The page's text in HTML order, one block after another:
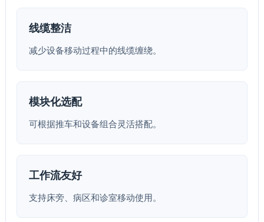
线缆整洁
减少设备移动过程中的线缆缠绕。
模块化选配
可根据推车和设备组合灵活搭配。
工作流友好
支持床旁、病区和诊室移动使用。